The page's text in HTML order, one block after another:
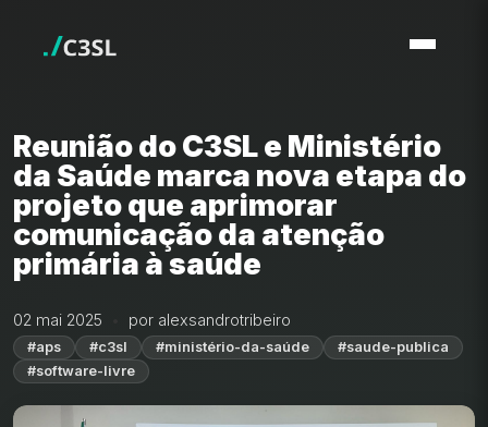
Reunião do C3SL e Ministério
da Saúde marca nova etapa do
projeto que aprimorar
comunicação da atenção
primária à saúde
02 mai 2025 por alexsandrotribeiro
#aps #c3sl #ministério-da-saúde
#saude-publica
#software-livre